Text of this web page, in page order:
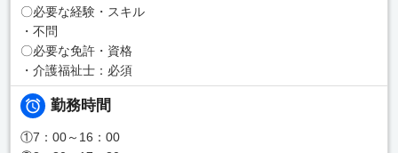
〇必要な経験・スキル
・不問
〇必要な免許・資格
・介護福祉士：必須
勤務時間
①7：00～16：00